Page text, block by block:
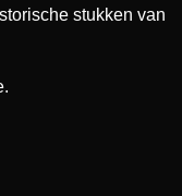
stukken van